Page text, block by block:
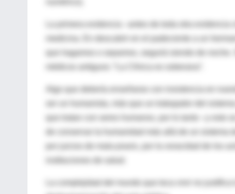
medicina. En descubrir en el padeciente a un
que hagamos o sepamos, seguirá siendo de
médicos antiguos: “La Clínica es soberana”.
Algo que debería enseñarse con insistencia en
que tratan con seres humanos, por lo tanto –y esto
de conservar la humanidad más allá de un
La complejidad del mundo que toca vivir no